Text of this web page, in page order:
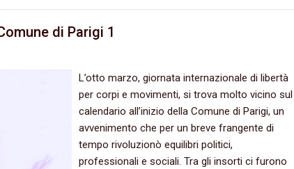
di Parigi 1
L’otto marzo, giornata internazionale di libertà
per corpi e movimenti, si trova molto vicino sul
calendario all’inizio della Comune di Parigi, un
avvenimento che per un breve frangente di
tempo rivoluzionò equilibri politici,
professionali e sociali. Tra gli insorti ci furono